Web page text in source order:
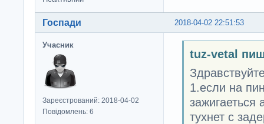
2018-04-02 22:51:53
Госпади
Учасник
Зареєстрований: 2018-04-02
Повідомлень: 6
tuz-vetal
1.если на
зажигаеться
тухнет с